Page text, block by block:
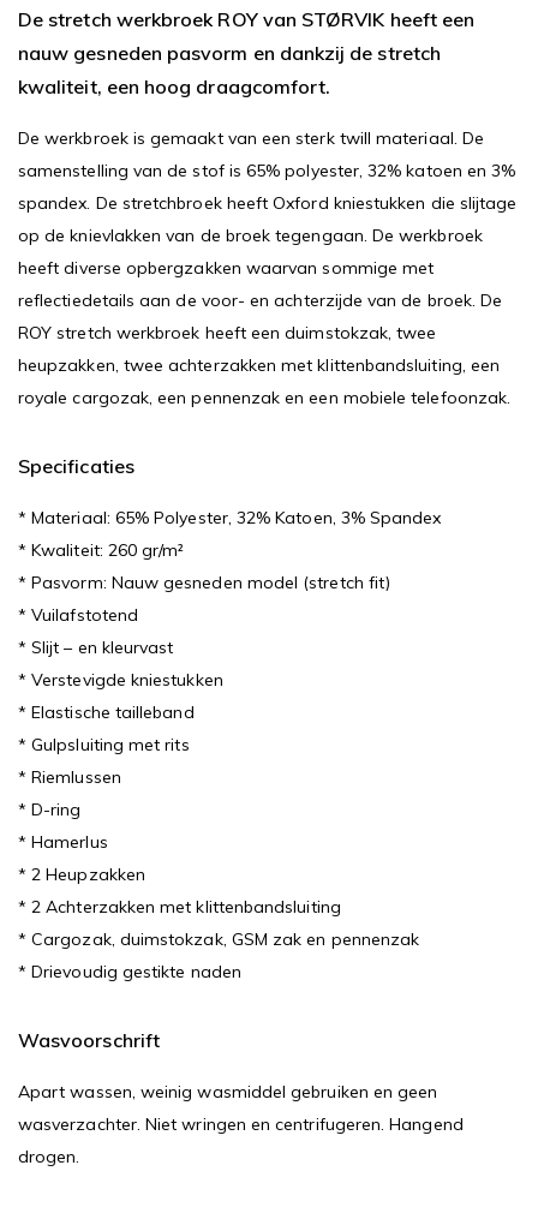
De stretch werkbroek ROY van STØRVIK heeft een
nauw gesneden pasvorm en dankzij de stretch
kwaliteit, een hoog draagcomfort.
De werkbroek is gemaakt van een sterk twill materiaal. De
samenstelling van de stof is 65% polyester, 32% katoen en 3%
spandex. De stretchbroek heeft Oxford kniestukken die slijtage
op de knievlakken van de broek tegengaan. De werkbroek
heeft diverse opbergzakken waarvan sommige met
reflectiedetails aan de voor- en achterzijde van de broek. De
ROY stretch werkbroek heeft een duimstokzak, twee
heupzakken, twee achterzakken met klittenbandsluiting, een
royale cargozak, een pennenzak en een mobiele telefoonzak.
Specificaties
* Materiaal: 65% Polyester, 32% Katoen, 3% Spandex
* Kwaliteit: 260 gr/m²
* Pasvorm: Nauw gesneden model (stretch fit)
* Vuilafstotend
* Slijt – en kleurvast
* Verstevigde kniestukken
* Elastische tailleband
* Gulpsluiting met rits
* Riemlussen
* D-ring
* Hamerlus
* 2 Heupzakken
* 2 Achterzakken met klittenbandsluiting
* Cargozak, duimstokzak, GSM zak en pennenzak
* Drievoudig gestikte naden
Wasvoorschrift
Apart wassen, weinig wasmiddel gebruiken en geen
wasverzachter. Niet wringen en centrifugeren. Hangend
drogen.